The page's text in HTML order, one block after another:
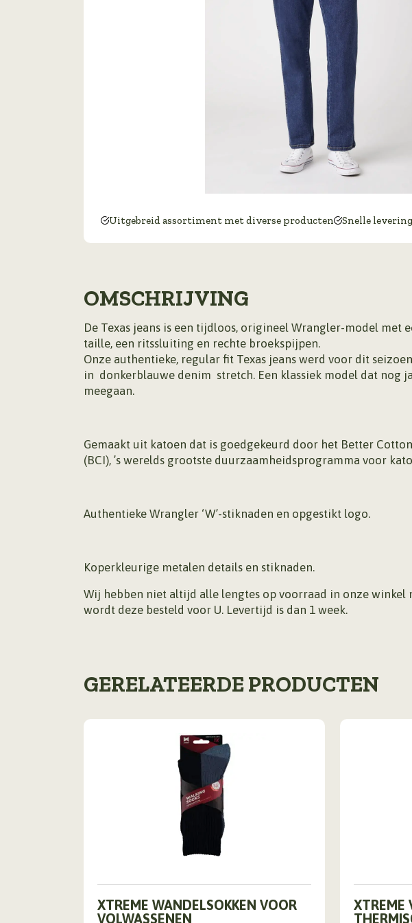
Uitgebreid assortiment met diverse producten Snelle levering
OMSCHRIJVING
De Texas jeans is een tijdloos, origineel Wrangler-model met
taille, een ritssluiting en rechte broekspijpen.
Onze authentieke, regular fit Texas jeans werd voor dit
in donkerblauwe denim stretch. Een klassiek model dat nog
meegaan.
Gemaakt uit katoen dat is goedgekeurd door het Better
(BCI), ’s werelds grootste duurzaamheidsprogramma voor
Authentieke Wrangler ‘W’-stiknaden en opgestikt logo.
Koperkleurige metalen details en stiknaden.
Wij hebben niet altijd alle lengtes op voorraad in onze winkel
wordt deze besteld voor U. Levertijd is dan 1 week.
GERELATEERDE PRODUCTEN
XTREME WANDELSOKKEN VOOR
VOLWASSENEN
product
XTREME
product